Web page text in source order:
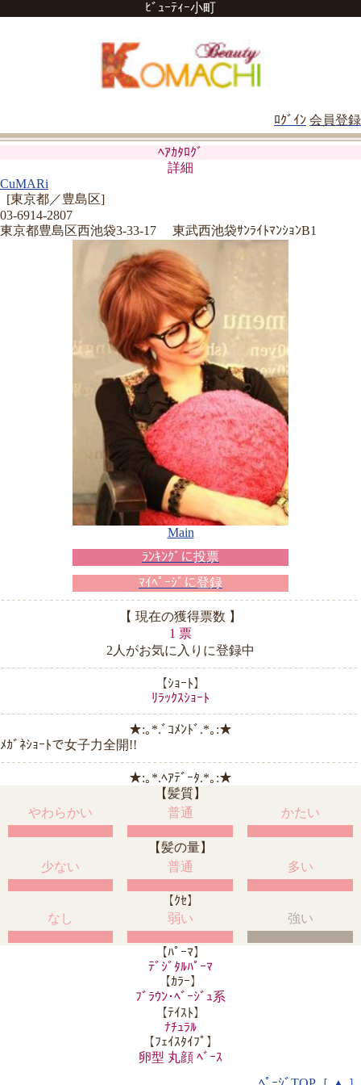
ﾋﾞｭｰﾃｨｰ小町
ﾛｸﾞｲﾝ 会員登録
ﾍｱｶﾀﾛｸﾞ
詳細
CuMARi
[東京都／豊島区]
03-6914-2807
東京都豊島区西池袋3-33-17 東武西池袋ｻﾝﾗｲﾄﾏﾝｼｮﾝB1
Main
ﾗﾝｷﾝｸﾞに投票
ﾏｲﾍﾟｰｼﾞに登録
【 現在の獲得票数 】
1 票
2人がお気に入りに登録中
【ｼｮｰﾄ】
ﾘﾗｯｸｽｼｮｰﾄ
★:｡*.ﾞｺﾒﾝﾄﾞ.*｡:★
ﾒｶﾞﾈｼｮｰﾄで女子力全開!!
★:｡*.ﾍｱﾃﾞｰﾀ.*｡:★
【髪質】
やわらかい
普通 かたい
【髪の量】
少ない
普通 多い
【ｸｾ】
なし
弱い 強い
【ﾊﾟｰﾏ】
ﾃﾞｼﾞﾀﾙﾊﾟｰﾏ
【ｶﾗｰ】
ﾌﾞﾗｳﾝ･ﾍﾞｰｼﾞｭ系
【ﾃｲｽﾄ】
ﾅﾁｭﾗﾙ
【ﾌｪｲｽﾀｲﾌﾟ】
卵型 丸顔 ﾍﾞｰｽ